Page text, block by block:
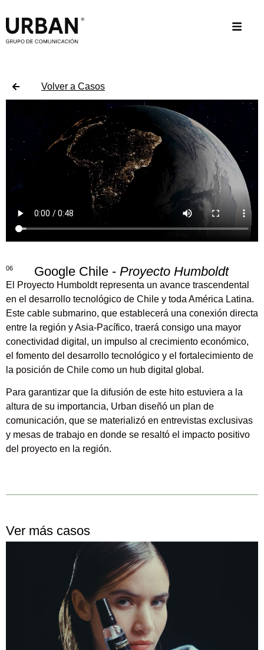
Volver a Casos
06 Google Chile - Proyecto Humboldt
El Proyecto Humboldt representa un avance trascendental
en el desarrollo tecnológico de Chile y toda América Latina.
Este cable submarino, que establecerá una conexión directa
entre la región y Asia-Pacífico, traerá consigo una mayor
conectividad digital, un impulso al crecimiento económico,
el fomento del desarrollo tecnológico y el fortalecimiento de
la posición de Chile como un hub digital global.
Para garantizar que la difusión de este hito estuviera a la
altura de su importancia, Urban diseñó un plan de
comunicación, que se materializó en entrevistas exclusivas
y mesas de trabajo en donde se resaltó el impacto positivo
del proyecto en la región.
Ver más casos